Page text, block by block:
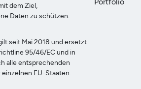
dem Ziel,
Daten zu schützen.
seit Mai 2018 und ersetzt
95/46/EC und in
alle entsprechenden
EU-Staaten.